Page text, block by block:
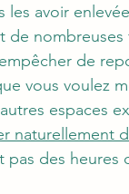
les avoir
de nombreuses
de
vous voulez
espaces
naturellement
des heures